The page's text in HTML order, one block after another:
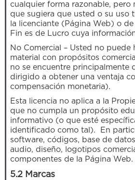
cualquier forma razonable, pero
que sugiera que usted o su uso
la licenciante (Página Web) o
Fin es de Lucro cuya
No Comercial – Usted no puede
material con propósitos
no se encuentre principalmente
dirigido a obtener una ventaja
compensación monetaria).
Esta licencia no aplica a la
que no cumpla un propósito
informativo (o que esté
identificado como tal). En
software, códigos, base de
audio, diseño, logotipos
componentes de la Página Web.
5.2 Marcas